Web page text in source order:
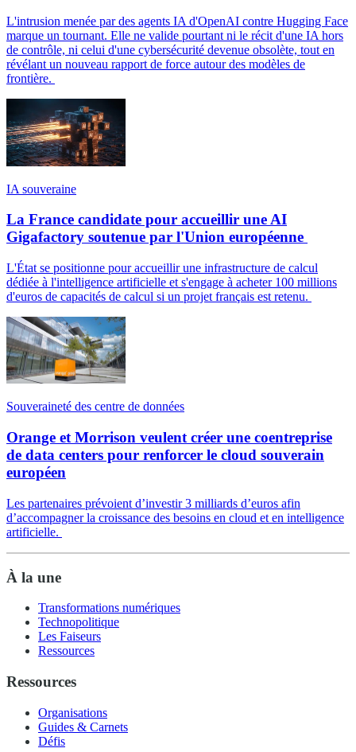
L'intrusion menée par des agents IA d'OpenAI contre Hugging Face
marque un tournant. Elle ne valide pourtant ni le récit d'une IA hors
de contrôle, ni celui d'une cybersécurité devenue obsolète, tout en
révélant un nouveau rapport de force autour des modèles de
frontière.
IA souveraine
La France candidate pour accueillir une AI
Gigafactory soutenue par l'Union européenne
L'État se positionne pour accueillir une infrastructure de calcul
dédiée à l'intelligence artificielle et s'engage à acheter 100 millions
d'euros de capacités de calcul si un projet français est retenu.
Souveraineté des centre de données
Orange et Morrison veulent créer une coentreprise
de data centers pour renforcer le cloud souverain
européen
Les partenaires prévoient d’investir 3 milliards d’euros afin
d’accompagner la croissance des besoins en cloud et en intelligence
artificielle.
À la une
Transformations numériques
Technopolitique
Les Faiseurs
Ressources
Ressources
Organisations
Guides & Carnets
Défis